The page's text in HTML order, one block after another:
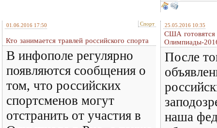
01.06.2016 17:50 Спорт
Кто занимается травлей российского спорта
В инфополе регулярно
появляются сообщения о
том, что российских
спортсменов могут
отстранить от участия в
25.05.2016 10:35
США готовятся
Олимпиады-
После
наша